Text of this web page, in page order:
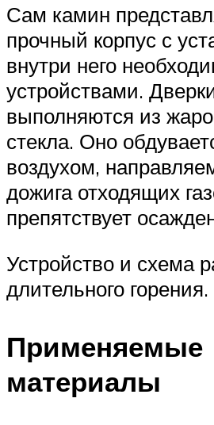
Сам камин
прочный корпус с
внутри него
устройствами.
выполняются из
стекла. Оно
воздухом,
дожига отходящих
препятствует
Устройство и схема
длительного горения.
Применяемые
материалы